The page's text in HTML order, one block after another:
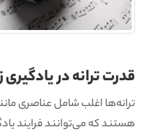
قدرت ترانه در
ترانه‌ها اغلب شامل عناصری
هستند که می‌توانند فرایند